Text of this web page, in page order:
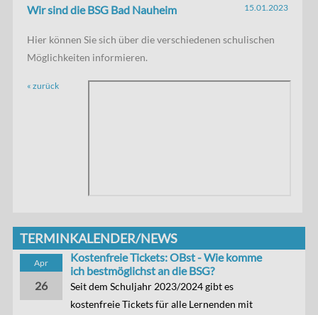
Wir sind die BSG Bad Nauheim 15.01.2023
Hier können Sie sich über die verschiedenen schulischen
Möglichkeiten informieren.
« zurück
TERMINKALENDER/NEWS
Apr
26
Kostenfreie Tickets: OBst - Wie komme
ich bestmöglichst an die BSG?
Seit dem Schuljahr 2023/2024 gibt es
kostenfreie Tickets für alle Lernenden mit